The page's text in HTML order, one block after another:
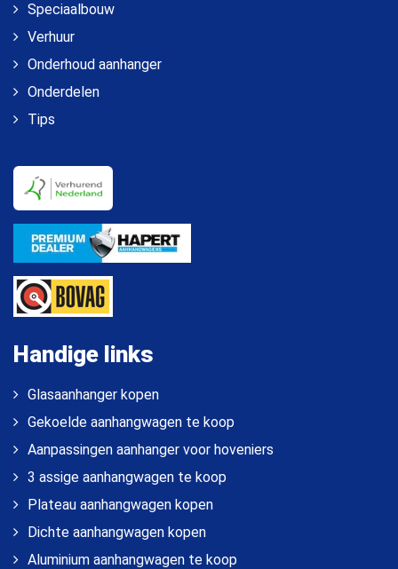
Speciaalbouw
Verhuur
Onderhoud aanhanger
Onderdelen
Tips
Handige links
Glasaanhanger kopen
Gekoelde aanhangwagen te koop
Aanpassingen aanhanger voor hoveniers
3 assige aanhangwagen te koop
Plateau aanhangwagen kopen
Dichte aanhangwagen kopen
Aluminium aanhangwagen te koop